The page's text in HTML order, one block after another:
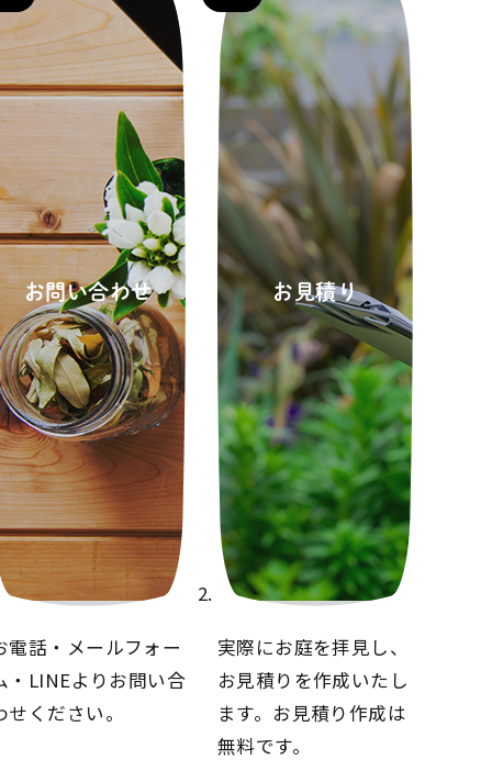
お問い合わせ
電話・メールフォー
・LINEよりお問い合
せください。
お見積り
実際にお庭を拝見し、
お見積りを作成いたし
ます。 お見積り作成は
無料です。